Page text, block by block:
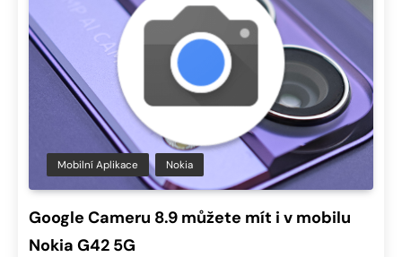
Mobilní Aplikace Nokia
Google Cameru 8.9 můžete mít i v mobilu
Nokia G42 5G